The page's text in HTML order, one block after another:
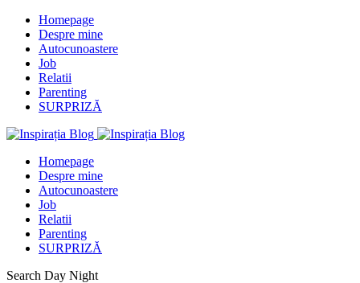
Homepage
Despre mine
Autocunoastere
Job
Relatii
Parenting
SURPRIZĂ
Homepage
Despre mine
Autocunoastere
Job
Relatii
Parenting
SURPRIZĂ
Search Day Night